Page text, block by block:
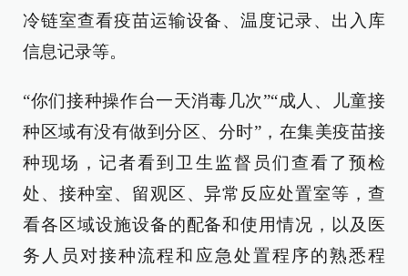
冷链室查看疫苗运输设备、温度记录、出入库
信息记录等。
“你们接种操作台一天消毒几次”“成人、儿童接
种区域有没有做到分区、分时”，在集美疫苗接
种现场，记者看到卫生监督员们查看了预检
处、接种室、留观区、异常反应处置室等，查
看各区域设施设备的配备和使用情况，以及医
务人员对接种流程和应急处置程序的熟悉程